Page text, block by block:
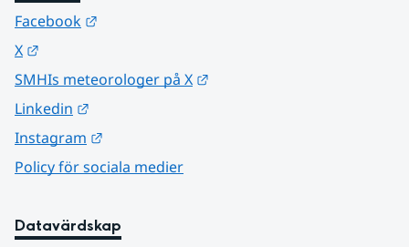
Facebook
X
SMHIs meteorologer på X
Linkedin
Instagram
Policy för sociala medier
Datavärdskap